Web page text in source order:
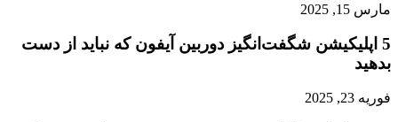
مارس 15, 2025
5 اپلیکیشن شگفت‌انگیز دوربین آیفون که نباید از دست
بدهید
فوریه 23, 2025